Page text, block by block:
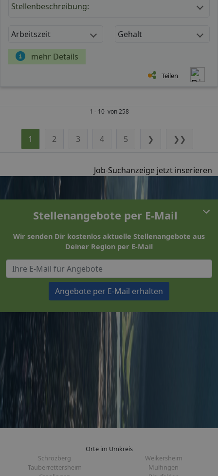
Stellenbeschreibung:
Arbeitszeit Gehalt
mehr Details
Teilen
1 - 10 von 258
1 2 3 4 5 ❯ ❯❯
Job-Suchanzeige jetzt inserieren
Stellenangebote per E-Mail
Wir senden Dir kostenlos aktuelle Stellenangebote aus
Deiner Region per E-Mail
Angebote per E-Mail erhalten
Orte im Umkreis
Schrozberg
Weikersheim
Tauberrettersheim
Mulfingen